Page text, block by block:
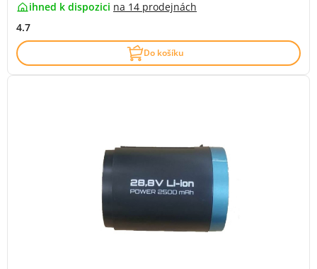
ihned k dispozici na 14 prodejnách
4.7
Do košíku